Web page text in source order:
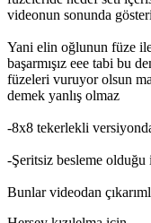
videonun sonunda
Yani elin oğlunun füze
başarmışız eee tabi bu
füzeleri vuruyor olsun
demek yanlış olmaz
-8x8 tekerlekli
-Şeritsiz besleme
Bunlar videodan